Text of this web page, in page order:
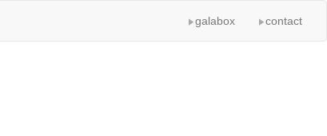
galabox contact